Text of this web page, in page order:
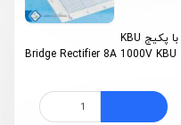
Bridge Rectifier 8A 1000V KBU